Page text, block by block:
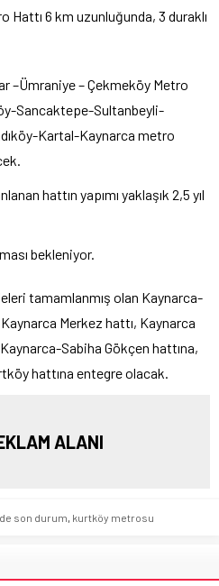
Hattı 6 km uzunluğunda, 3 duraklı
–Ümraniye – Çekmeköy Metro
Sancaktepe-Sultanbeyli-
Kartal-Kaynarca metro
hattın yapımı yaklaşık 2,5 yıl
bekleniyor.
tamamlanmış olan Kaynarca-
Merkez hattı, Kaynarca
Sabiha Gökçen hattına,
hattına entegre olacak.
ALANI
son durum, kurtköy metrosu